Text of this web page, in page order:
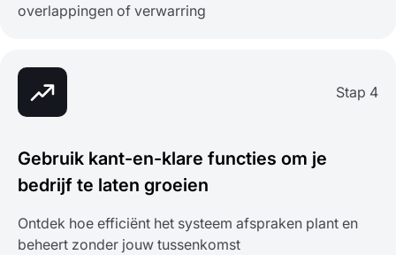
overlappingen of verwarring
Stap 4
Gebruik kant-en-klare functies om je
bedrijf te laten groeien
Ontdek hoe efficiënt het systeem afspraken plant en
beheert zonder jouw tussenkomst